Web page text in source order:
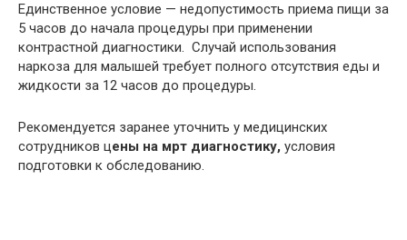
Единственное условие — недопустимость приема пищи за
5 часов до начала процедуры при применении
контрастной диагностики. Случай использования
наркоза для малышей требует полного отсутствия еды и
жидкости за 12 часов до процедуры.
Рекомендуется заранее уточнить у медицинских
сотрудников цены на мрт диагностику, условия
подготовки к обследованию.